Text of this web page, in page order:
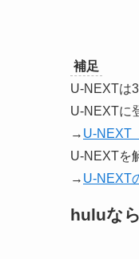
補足
U-NEXTは
U-NEXTに
→ U-NEXT
U-NEXTを
→ U-NEXT
huluな